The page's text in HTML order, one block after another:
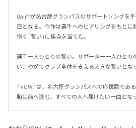
Qaijffが名古屋グランパスのサポートソングを
目となる。今作は選手へのヒアリングをもとに
抱く「誓い」に焦点を当てた。
選手一人ひとりの誓い。サポーター一人ひとり
い、やがてクラブ全体を支える大きな誓いとな
『VOW』は、名古屋グランパスへの応援歌であ
胸に前へ進む、すべての人へ届けたい一曲とな